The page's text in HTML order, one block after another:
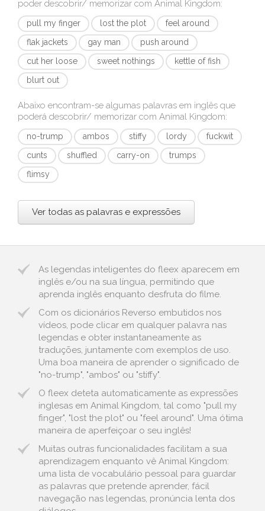
poder descobrir/ memorizar com Animal Kingdom:
pull my finger lost the plot
feel around
flak jackets
gay man
push around
cut her loose
sweet nothings
kettle of fish
blurt out
Abaixo encontram-se algumas palavras em inglês que
poderá descobrir/ memorizar com Animal Kingdom:
no-trump ambos stiffy lordy
fuckwit
cunts
shuffled carry-on
trumps
flimsy
Ver todas as palavras e expressões
As legendas inteligentes do fleex aparecem em
inglês e/ou na sua língua, permitindo que
aprenda inglês enquanto desfruta do filme.
Com os dicionários Reverso embutidos nos
vídeos, pode clicar em qualquer palavra nas
legendas e obter instantaneamente as
traduções, juntamente com exemplos de uso.
Uma boa maneira de aprender o significado de
"no-trump", "ambos" ou "stiffy".
O fleex deteta automaticamente as expressões
inglesas em Animal Kingdom, tal como "pull my
finger", "lost the plot" ou "feel around". Uma ótima
maneira de aperfeiçoar o seu inglês!
Muitas outras funcionalidades facilitam a sua
aprendizagem enquanto vê Animal Kingdom:
uma lista de vocabulário pessoal para guardar
as palavras que pretende aprender, fácil
navegação nas legendas, pronúncia lenta dos